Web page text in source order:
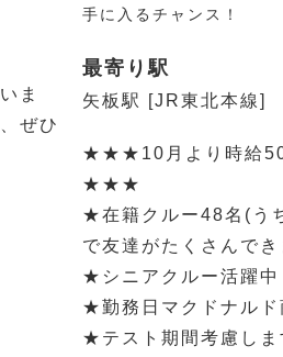
ま
ぜひ
手に入るチャンス！
最寄り駅
矢板駅 [JR東北本線]
★★★10月より時給50
★★★
★在籍クルー48名(う
で友達がたくさんでき
★シニアクルー活躍中
★勤務日マクドナルド
★テスト期間考慮しま